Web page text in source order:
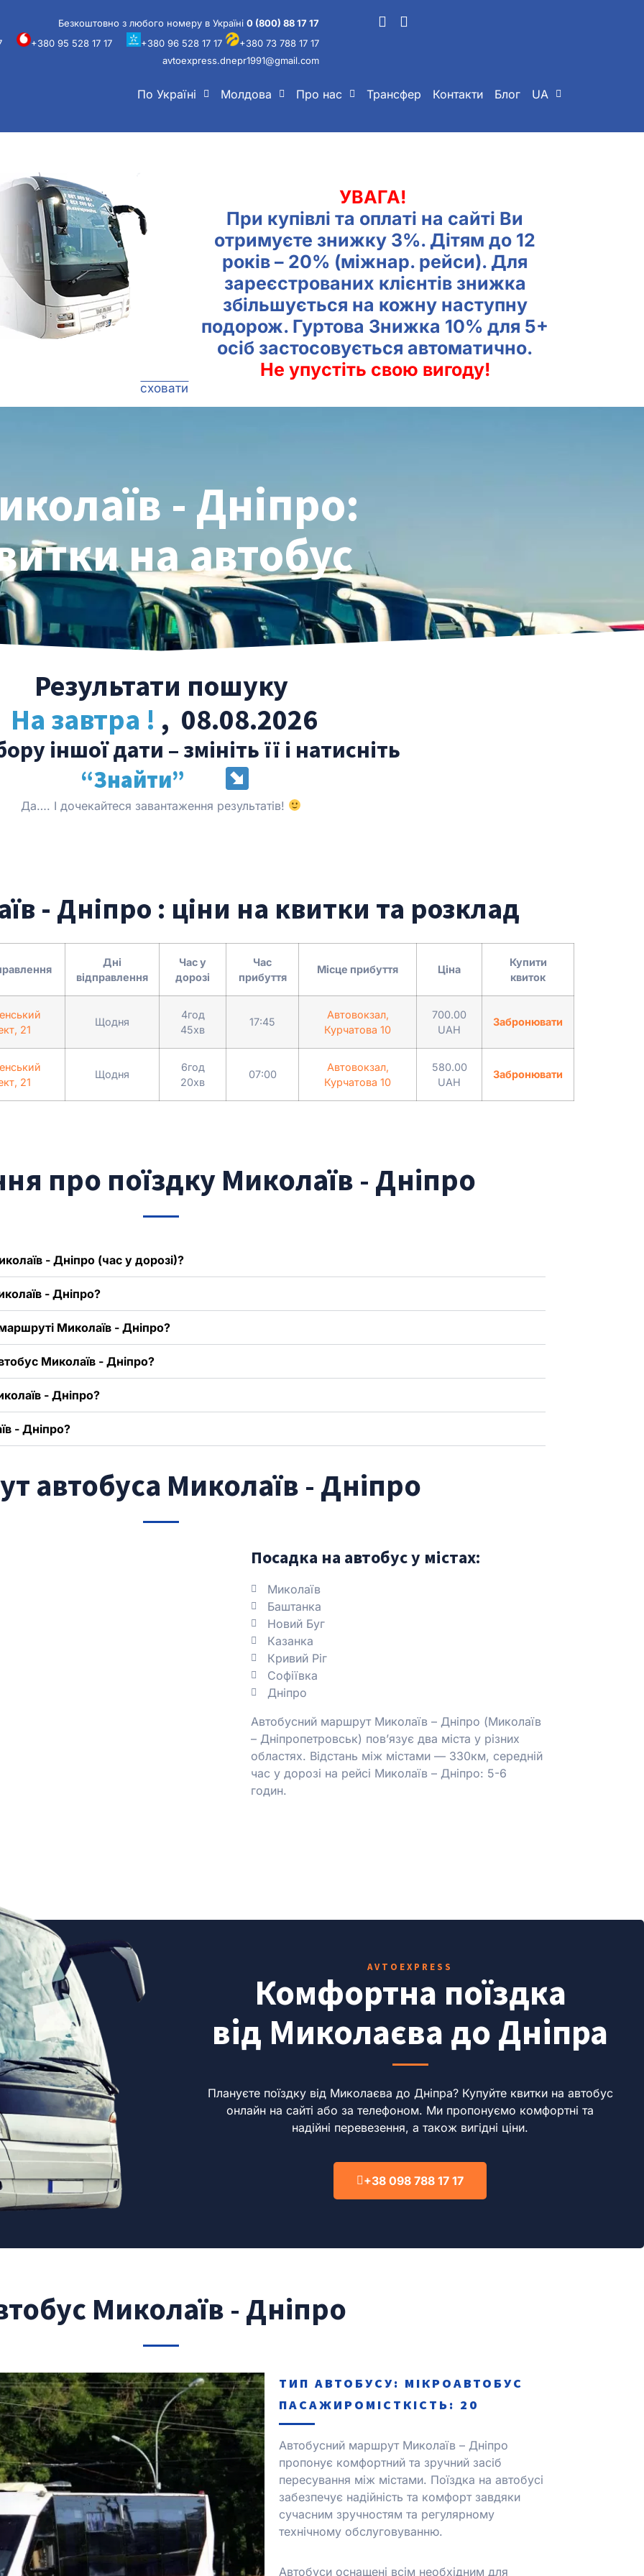
Безкоштовно з любого номеру в Україні0 (800) 88 17 17
+380 95 528 17 17 +380 96 528 17 17
+380 73 788 17 17
avtoexpress.dnepr1991@gmail.com
По Україні Молдова Про нас Трансфер Контакти Блог UA
УВАГА!
При купівлі та оплаті на сайті Ви
отримуєте знижку 3%. Дітям до 12
років – 20% (міжнар. рейси). Для
зареєстрованих клієнтів знижка
збільшується на кожну наступну
подорож. Гуртова Знижка 10% для 5+
осіб застосовується автоматично.
Не упустіть свою вигоду!
сховати
- Дніпро:
на автобус
Результати пошуку
На завтра ! , 08.08.2026
іншої дати – змініть її і натисніть
“Знайти”
Да…. І дочекайтеся завантаження результатів!
- Дніпро : ціни на квитки та розклад
Дні
відправлення
Час у
дорозі
Час
прибуття
Місце прибуття Ціна
Купити
квиток
21
Щодня
4год
45хв
17:45
Автовокзал,
Курчатова 10
700.00
UAH
Забронювати
21
Щодня
6год
20хв
07:00
Автовокзал,
Курчатова 10
580.00
UAH
Забронювати
про поїздку Миколаїв - Дніпро
- Дніпро (час у дорозі)?
- Дніпро?
Миколаїв - Дніпро?
Миколаїв - Дніпро?
- Дніпро?
- Дніпро?
автобуса Миколаїв - Дніпро
Посадка на автобус у містах:
Миколаїв
Баштанка
Новий Буг
Казанка
Кривий Ріг
Софіївка
Дніпро
Автобусний маршрут Миколаїв – Дніпро (Миколаїв
– Дніпропетровськ) пов’язує два міста у різних
областях. Відстань між містами — 330км, середній
час у дорозі на рейсі Миколаїв – Дніпро: 5-6
годин.
AVTOEXPRESS
Комфортна поїздка
від Миколаєва до Дніпра
Плануєте поїздку від Миколаєва до Дніпра? Купуйте квитки на автобус
онлайн на сайті або за телефоном. Ми пропонуємо комфортні та
надійні перевезення, а також вигідні ціни.
+38 098 788 17 17
Миколаїв - Дніпро
ТИП АВТОБУСУ: МІКРОАВТОБУС
ПАСАЖИРОМІСТКІСТЬ: 20
Автобусний маршрут Миколаїв – Дніпро
пропонує комфортний та зручний засіб
пересування між містами. Поїздка на автобусі
забезпечує надійність та комфорт завдяки
сучасним зручностям та регулярному
технічному обслуговуванню.
Автобуси оснащені всім необхідним для